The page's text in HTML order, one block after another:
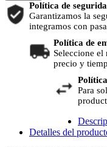
Política de
Garantizamos la
integramos con
Política de
Seleccione el
precio y
Para
Detalles del